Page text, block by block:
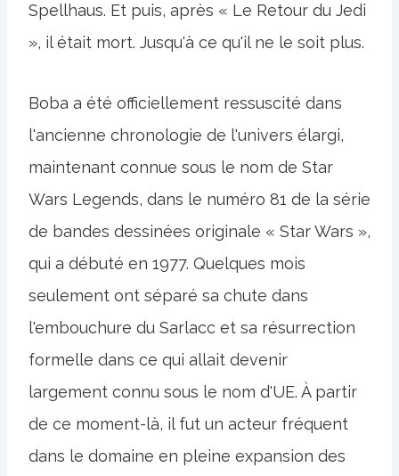
Spellhaus. Et puis, après « Le Retour du Jedi
», il était mort. Jusqu'à ce qu'il ne le soit plus.
Boba a été officiellement ressuscité dans
l'ancienne chronologie de l'univers élargi,
maintenant connue sous le nom de Star
Wars Legends, dans le numéro 81 de la série
de bandes dessinées originale « Star Wars »,
qui a débuté en 1977. Quelques mois
seulement ont séparé sa chute dans
l'embouchure du Sarlacc et sa résurrection
formelle dans ce qui allait devenir
largement connu sous le nom d'UE. À partir
de ce moment-là, il fut un acteur fréquent
dans le domaine en pleine expansion des